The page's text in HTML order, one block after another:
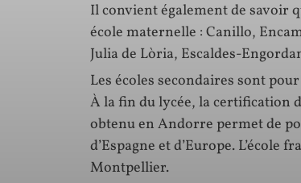
Il convient également de savoir
école maternelle : Canillo,
Julia de Lòria, Escaldes-
Les écoles secondaires sont
À la fin du lycée, la certification
obtenu en Andorre permet de
d’Espagne et d’Europe. L’école
Montpellier.